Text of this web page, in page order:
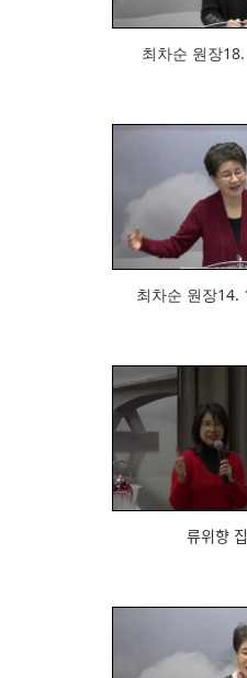
최차순 원장18.
최차순 원장14.
721
류위향